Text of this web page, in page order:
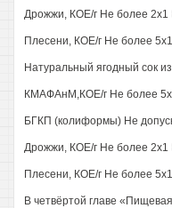
Дрожжи, КОЕ/г Не более
Плесени, КОЕ/г Не более
Натуральный ягодный сок из
КМАФАнМ,КОЕ/г Не более
БГКП (колиформы) Не
Дрожжи, КОЕ/г Не более 2x1
Плесени, КОЕ/г Не более
В четвёртой главе